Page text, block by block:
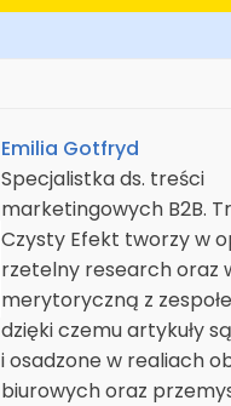
Emilia Gotfryd
Specjalistka ds. treści
marketingowych B2B.
Czysty Efekt tworzy w
rzetelny research oraz
merytoryczną z
dzięki czemu artykuły
i osadzone w realiach
biurowych oraz